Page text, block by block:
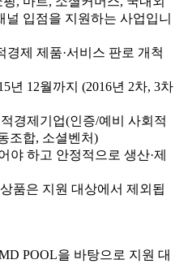
입점을 지원하는 사업입니
경제 제품·서비스 판로 개척
년 12월까지 (2016년 2차, 3차
경제기업(인증/예비 사회적
조합, 소셜벤처)
야 하고 안정적으로 생산·제
품은 지원 대상에서 제외됩
POOL을 바탕으로 지원 대